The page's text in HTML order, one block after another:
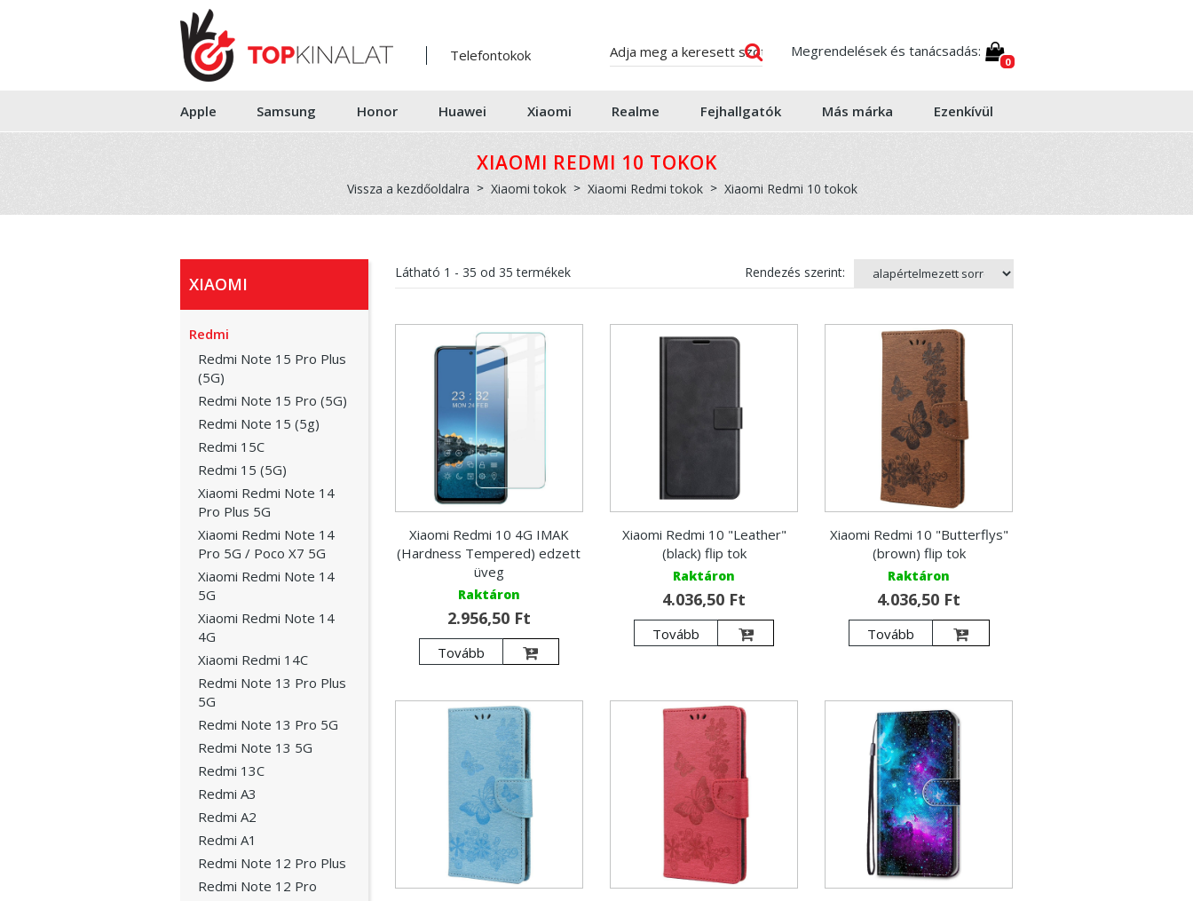
Telefontokok Megrendelések és tanácsadás:
0
Apple Samsung Honor Huawei Xiaomi Realme Fejhallgatók Más márka Ezenkívül
XIAOMI REDMI 10 TOKOK
Vissza a kezdőoldalra Xiaomi tokok Xiaomi Redmi tokok Xiaomi Redmi 10 tokok
XIAOMI
Redmi
Redmi Note 15 Pro Plus
(5G)
Redmi Note 15 Pro (5G)
Redmi Note 15 (5g)
Redmi 15C
Redmi 15 (5G)
Xiaomi Redmi Note 14
Pro Plus 5G
Xiaomi Redmi Note 14
Pro 5G / Poco X7 5G
Xiaomi Redmi Note 14
5G
Xiaomi Redmi Note 14
4G
Xiaomi Redmi 14C
Redmi Note 13 Pro Plus
5G
Redmi Note 13 Pro 5G
Redmi Note 13 5G
Redmi 13C
Redmi A3
Redmi A2
Redmi A1
Redmi Note 12 Pro Plus
Redmi Note 12 Pro
Látható 1 - 35 od 35 termékek Rendezés szerint:
Xiaomi Redmi 10 4G IMAK
(Hardness Tempered) edzett
üveg
Raktáron
2.956,50 Ft
Tovább
Xiaomi Redmi 10 "Leather"
(black) flip tok
Raktáron
4.036,50 Ft
Tovább
Xiaomi Redmi 10 "Butterflys"
(brown) flip tok
Raktáron
4.036,50 Ft
Tovább